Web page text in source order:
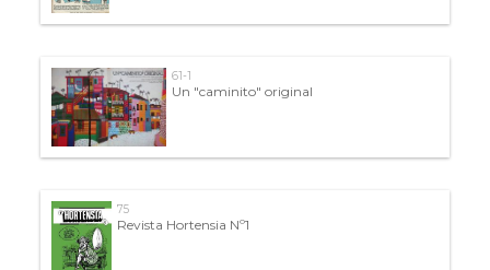
61-1
Un "caminito" original
75
Revista Hortensia Nº1